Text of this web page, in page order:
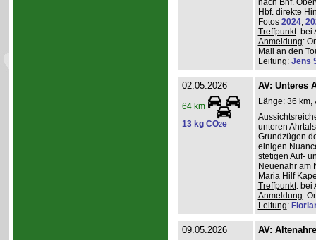
nach Bhf.
Hbf. direkte
Fotos 2024,
Treffpunkt: bei
Anmeldung:
Mail an den
Leitung: Jens
02.05.2026
64 km
13 kg CO2e
AV: Unteres
Länge: 36 km,
unteren
Grundzügen
einigen
stetigen Auf-
Neuenahr am
Maria Hilf
Treffpunkt: bei
Anmeldung:
Leitung:
09.05.2026 AV: